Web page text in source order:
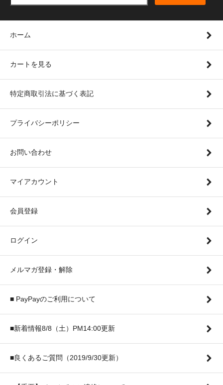
ホーム
カートを見る
特定商取引法に基づく表記
プライバシーポリシー
お問い合わせ
マイアカウント
会員登録
ログイン
メルマガ登録・解除
■ PayPayのご利用について
■新着情報8/8（土）PM14:00更新
■良くあるご質問（2019/9/30更新）